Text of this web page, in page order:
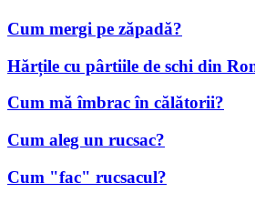
Cum mergi pe zăpadă?
Hărțile cu pârtiile de schi din
Cum mă îmbrac în călătorii?
Cum aleg un rucsac?
Cum "fac" rucsacul?